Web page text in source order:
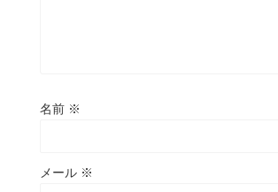
名前 ※
メール ※